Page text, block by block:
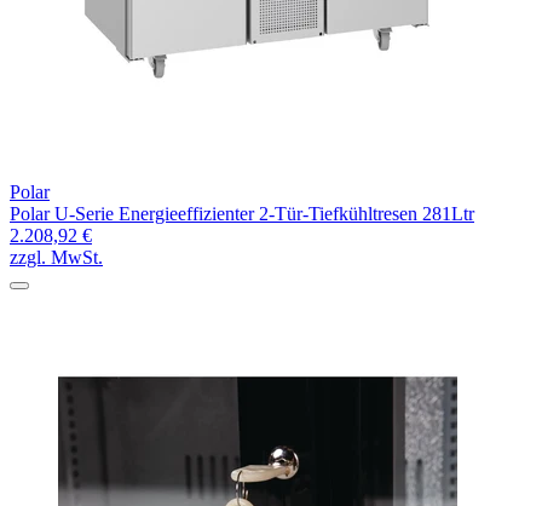
Polar
Polar U-Serie Energieeffizienter 2-Tür-Tiefkühltresen 281Ltr
2.208,92 €
zzgl. MwSt.